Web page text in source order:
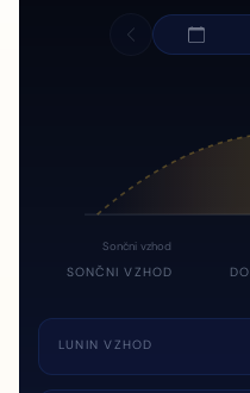
Sončni vzhod
SONČNI VZHOD
LUNIN VZHOD